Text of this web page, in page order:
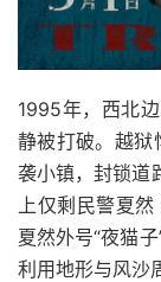
1995年，西北
静被打破。越
袭小镇，封锁道
上仅剩民警夏
夏然外号“夜猫
利用地形与风沙